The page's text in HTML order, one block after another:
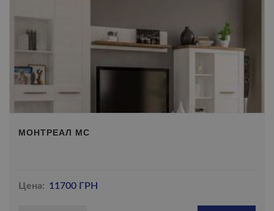
МОНТРЕАЛ МС
Цена: 11700 ГРН